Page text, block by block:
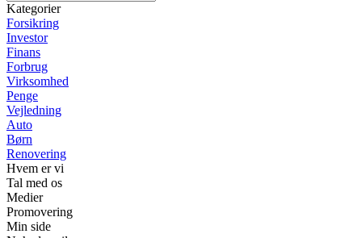
Kategorier
Forsikring
Investor
Finans
Forbrug
Virksomhed
Penge
Vejledning
Auto
Børn
Renovering
Hvem er vi
Tal med os
Medier
Promovering
Min side